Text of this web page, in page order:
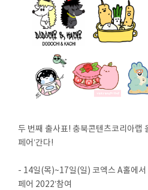
두 번째 출사표! 충북콘텐츠코리아랩
페어’간다!
- 14일(목)~17일(일) 코엑스 A홀에서
페어 2022’참여